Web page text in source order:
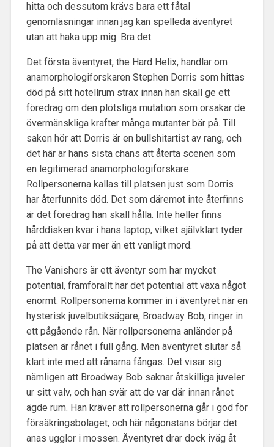
hitta och dessutom krävs bara ett fåtal
genomläsningar innan jag kan spelleda äventyret
utan att haka upp mig. Bra det.
Det första äventyret, the Hard Helix, handlar om
anamorphologiforskaren Stephen Dorris som hittas
död på sitt hotellrum strax innan han skall ge ett
föredrag om den plötsliga mutation som orsakar de
övermänskliga krafter många mutanter bär på. Till
saken hör att Dorris är en bullshitartist av rang, och
det här är hans sista chans att återta scenen som
en legitimerad anamorphologiforskare.
Rollpersonerna kallas till platsen just som Dorris
har återfunnits död. Det som däremot inte återfinns
är det föredrag han skall hålla. Inte heller finns
hårddisken kvar i hans laptop, vilket självklart tyder
på att detta var mer än ett vanligt mord.
The Vanishers är ett äventyr som har mycket
potential, framförallt har det potential att växa något
enormt. Rollpersonerna kommer in i äventyret när en
hysterisk juvelbutiksägare, Broadway Bob, ringer in
ett pågående rån. När rollpersonerna anländer på
platsen är rånet i full gång. Men äventyret slutar så
klart inte med att rånarna fångas. Det visar sig
nämligen att Broadway Bob saknar åtskilliga juveler
ur sitt valv, och han svär att de var där innan rånet
ägde rum. Han kräver att rollpersonerna går i god för
försäkringsbolaget, och här någonstans börjar det
anas ugglor i mossen. Äventyret drar dock iväg åt